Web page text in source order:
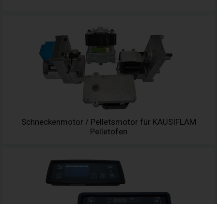
Schneckenmotor / Pelletsmotor für KAUSIFLAM
Pelletofen